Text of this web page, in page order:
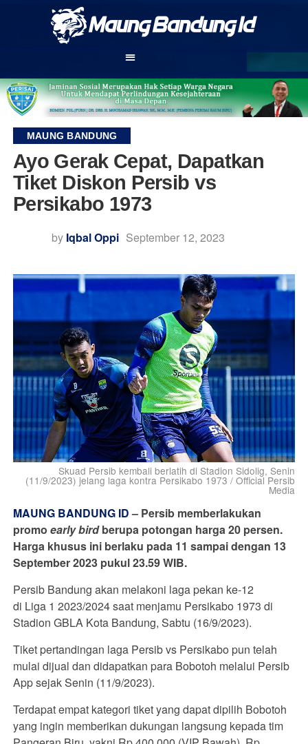
MAUNG BANDUNG
Ayo Gerak Cepat, Dapatkan
Tiket Diskon Persib vs
Persikabo 1973
by Iqbal Oppi September 12, 2023
Skuad Persib kembali berlatih di Stadion Sidolig, Senin
(11/9/2023) jelang laga kontra Persikabo 1973 / Official Persib
Media
MAUNG BANDUNG ID – Persib memberlakukan
promo early birdberupa potongan harga 20 persen.
Harga khusus ini berlaku pada 11 sampai dengan 13
September 2023 pukul 23.59 WIB.
Persib Bandung akan melakoni laga pekan ke-12
di Liga 1 2023/2024 saat menjamu Persikabo 1973 di
Stadion GBLA Kota Bandung, Sabtu (16/9/2023).
Tiket pertandingan laga Persib vs Persikabo pun telah
mulai dijual dan didapatkan para Bobotoh melalui Persib
App sejak Senin (11/9/2023).
Terdapat empat kategori tiket yang dapat dipilih Bobotoh
yang ingin memberikan dukungan langsung kepada tim